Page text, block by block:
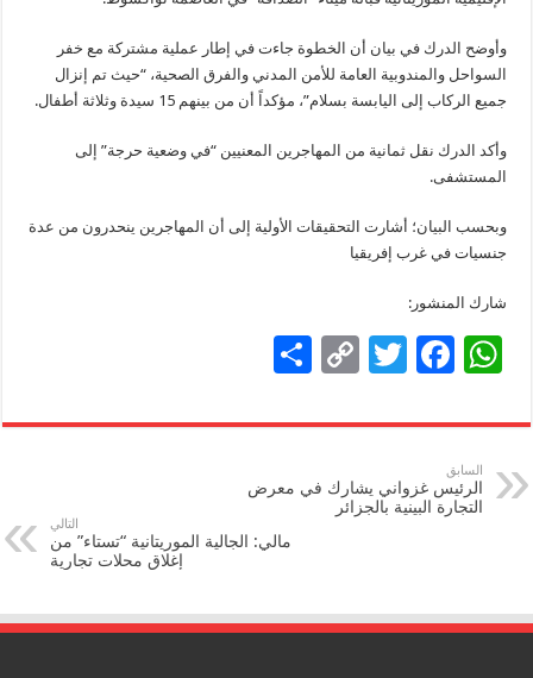
p
p
o
o
k
Li
n
k
وأوضح الدرك في بيان أن الخطوة جاءت في إطار عملية مشتركة مع خفر
السواحل والمندوبية العامة للأمن المدني والفرق الصحية، “حيث تم إنزال
جميع الركاب إلى اليابسة بسلام”، مؤكداً أن من بينهم 15 سيدة وثلاثة أطفال.
وأكد الدرك نقل ثمانية من المهاجرين المعنيين “في وضعية حرجة” إلى
المستشفى.
وبحسب البيان؛ أشارت التحقيقات الأولية إلى أن المهاجرين ينحدرون من عدة
جنسيات في غرب إفريقيا
شارك المنشور:
W
at
sA
p
F
e
b
o
T
tt
er
C
p
Li
ar
السابق
الرئيس غزواني يشارك في معرض
التجارة البينية بالجزائر
التالي
مالي: الجالية الموريتانية “تستاء” من
إغلاق محلات تجارية